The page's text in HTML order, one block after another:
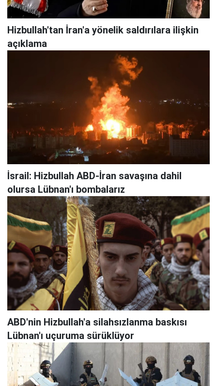
Hizbullah'tan İran'a yönelik saldırılara ilişkin
açıklama
İsrail: Hizbullah ABD-İran savaşına dahil
olursa Lübnan'ı bombalarız
ABD'nin Hizbullah'a silahsızlanma baskısı
Lübnan'ı uçuruma sürüklüyor